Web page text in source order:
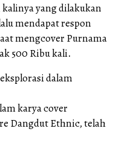
yang dilakukan
mendapat respon
mengcover Purnama
500 Ribu kali.
dalam
karya cover
Dangdut Ethnic, telah